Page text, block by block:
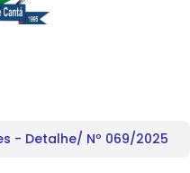
- Detalhe/ Nº 069/2025